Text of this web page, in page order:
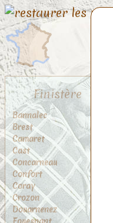
Finistère
Bannalec
Brest
Camaret
Cast
Concarneau
Confort
Coray
Crozon
Douarnenez